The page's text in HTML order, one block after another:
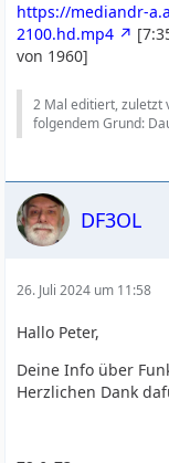
https://mediandr-
2100.hd.mp4
von 1960]
2 Mal editiert, zuletzt
folgendem Grund:
DF3OL
26. Juli 2024 um 11:58
Hallo Peter,
Deine Info über
Herzlichen Dank